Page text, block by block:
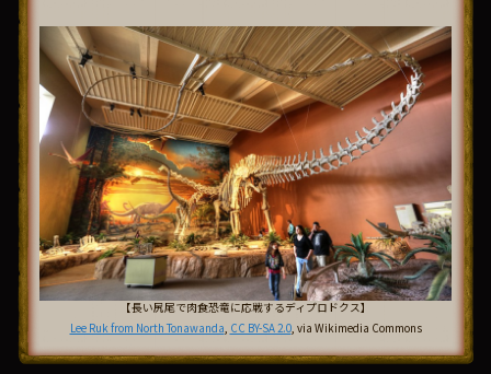
【長い尻尾で肉食恐竜に応戦するディプロドクス】
Lee Ruk from North Tonawanda, CC BY-SA 2.0, via Wikimedia Commons